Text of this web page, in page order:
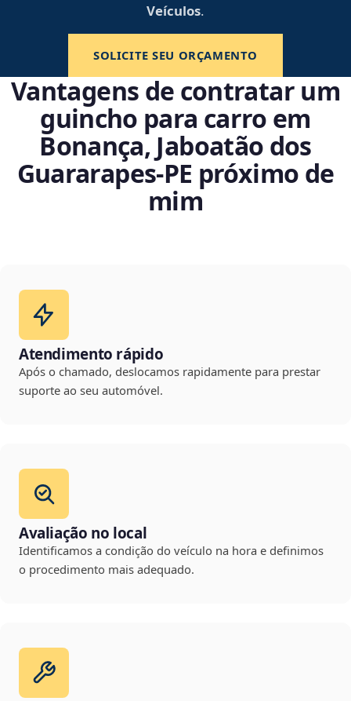
Veículos.
SOLICITE SEU ORÇAMENTO
Vantagens de contratar um
guincho para carro em
Bonança, Jaboatão dos
Guararapes‑PE próximo de
mim
Atendimento rápido
Após o chamado, deslocamos rapidamente para prestar
suporte ao seu automóvel.
Avaliação no local
Identificamos a condição do veículo na hora e definimos
o procedimento mais adequado.